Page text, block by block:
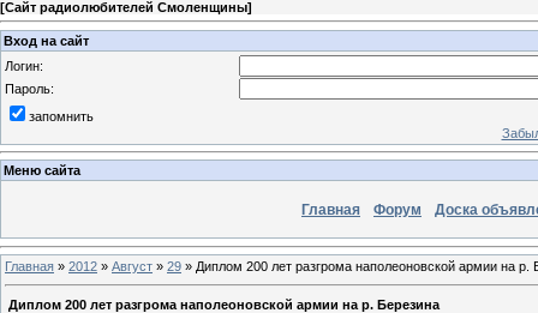
[Сайт радиолюбителей Смоленщины]
Вход на сайт
Логин:
Пароль:
запомнить
Меню сайта
Главная Форум Доска
Главная » 2012 » Август » 29 » Диплом 200 лет разгрома наполеоновской армии на р.
Диплом 200 лет разгрома наполеоновской армии на р. Березина